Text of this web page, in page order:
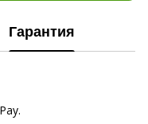
Гарантия